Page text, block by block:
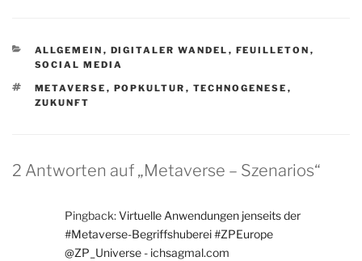
KATEGORIEN
ALLGEMEIN , DIGITALER WANDEL , FEUILLETON ,
SOCIAL MEDIA
SCHLAGWÖRTER
METAVERSE , POPKULTUR , TECHNOGENESE ,
ZUKUNFT
2 Antworten auf „Metaverse – Szenarios“
Pingback:Virtuelle Anwendungen jenseits der
#Metaverse-Begriffshuberei #ZPEurope
@ZP_Universe - ichsagmal.com